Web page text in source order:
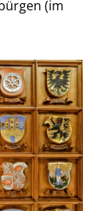
(im